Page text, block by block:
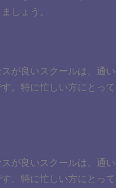
しょう。
が良いスクールは、通
。特に忙しい方にとっ
が良いスクールは、通
。特に忙しい方にとっ